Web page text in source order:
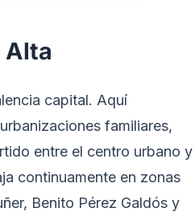
Alta
capital. Aquí
familiares,
entre el centro urbano y
continuamente en zonas
Benito Pérez Galdós y